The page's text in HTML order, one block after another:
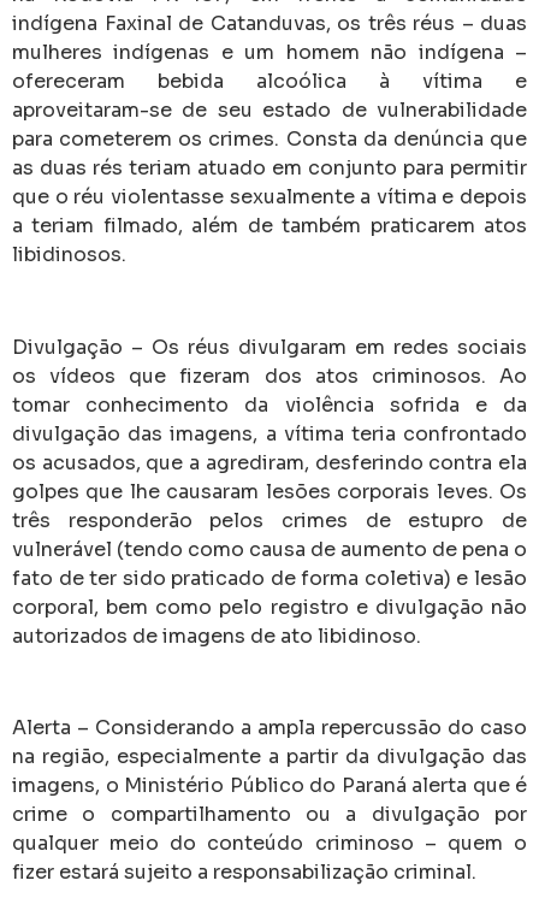
indígena Faxinal de Catanduvas, os três réus – duas
mulheres indígenas e um homem não indígena –
ofereceram bebida alcoólica à vítima e
aproveitaram-se de seu estado de vulnerabilidade
para cometerem os crimes. Consta da denúncia que
as duas rés teriam atuado em conjunto para permitir
que o réu violentasse sexualmente a vítima e depois
a teriam filmado, além de também praticarem atos
libidinosos.
Divulgação – Os réus divulgaram em redes sociais
os vídeos que fizeram dos atos criminosos. Ao
tomar conhecimento da violência sofrida e da
divulgação das imagens, a vítima teria confrontado
os acusados, que a agrediram, desferindo contra ela
golpes que lhe causaram lesões corporais leves. Os
três responderão pelos crimes de estupro de
vulnerável (tendo como causa de aumento de pena o
fato de ter sido praticado de forma coletiva) e lesão
corporal, bem como pelo registro e divulgação não
autorizados de imagens de ato libidinoso.
Alerta – Considerando a ampla repercussão do caso
na região, especialmente a partir da divulgação das
imagens, o Ministério Público do Paraná alerta que é
crime o compartilhamento ou a divulgação por
qualquer meio do conteúdo criminoso – quem o
fizer estará sujeito a responsabilização criminal.